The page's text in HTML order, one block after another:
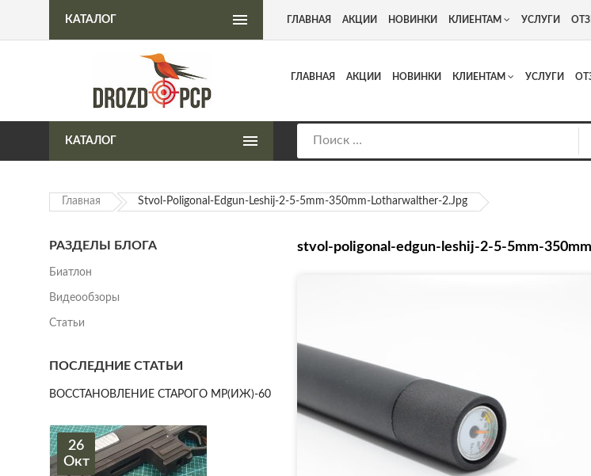
Интернет-магазин пневматического оружия Адрес: г. Москва, Люберцы,
ГЛАВНАЯ АКЦИИ НОВИНКИ КЛИЕНТАМ УСЛУГИ
КАТАЛОГ
КАТАЛОГ ГЛАВНАЯ АКЦИИ НОВИНКИ КЛИЕНТАМ УСЛУГИ
Главная Stvol-Poligonal-Edgun-Leshij-2-5-5mm-350mm-Lotharwalther-2.jpg
stvol-poligonal-edgun-leshij-2-5-5mm-
РАЗДЕЛЫ БЛОГА
Биатлон
Видеообзоры
Статьи
ПОСЛЕДНИЕ СТАТЬИ
ВОССТАНОВЛЕНИЕ СТАРОГО МР(ИЖ)-60
26
Окт